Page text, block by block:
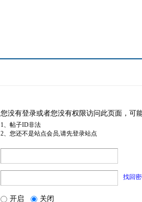
您没有登录或者您没有权限访问此页面，可
1、帖子ID非法
2、您还不是站点会员,请先登录站点
找回
开启 关闭